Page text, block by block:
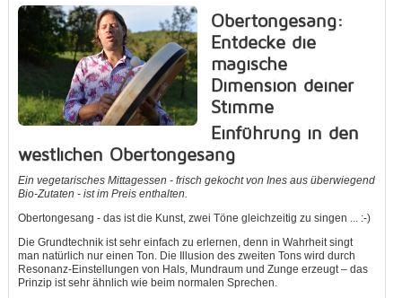
Obertongesang:
Entdecke die
magische
Dimension deiner
Stimme
Einführung in den
westlichen Obertongesang
Ein vegetarisches Mittagessen - frisch gekocht von Ines aus überwiegend
Bio-Zutaten - ist im Preis enthalten.
Obertongesang - das ist die Kunst, zwei Töne gleichzeitig zu singen ... :-)
Die Grundtechnik ist sehr einfach zu erlernen, denn in Wahrheit singt
man natürlich nur einen Ton. Die Illusion des zweiten Tons wird durch
Resonanz-Einstellungen von Hals, Mundraum und Zunge erzeugt – das
Prinzip ist sehr ähnlich wie beim normalen Sprechen.